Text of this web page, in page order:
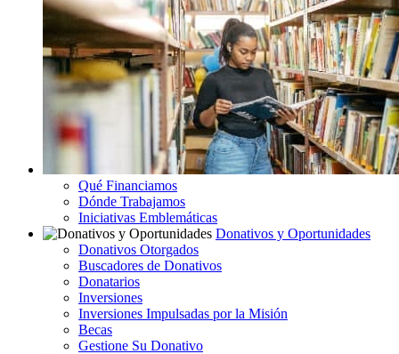
Qué Financiamos
Dónde Trabajamos
Iniciativas Emblemáticas
Donativos y Oportunidades
Donativos Otorgados
Buscadores de Donativos
Donatarios
Inversiones
Inversiones Impulsadas por la Misión
Becas
Gestione Su Donativo